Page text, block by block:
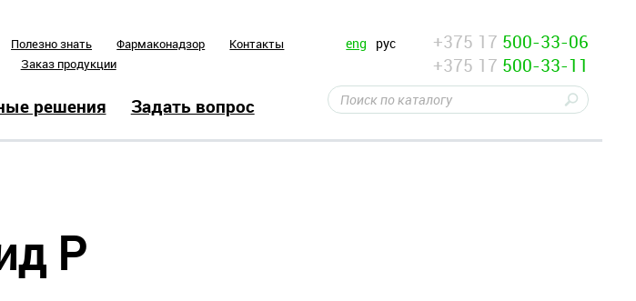
Полезно знать Фармаконадзор
Контакты
Заказ продукции
решения Задать вопрос
eng рус +375 17 500-33-06
+375 17 500-33-11
Р